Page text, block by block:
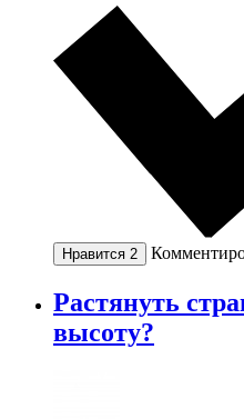
Нравится 2
Растянуть
высоту?